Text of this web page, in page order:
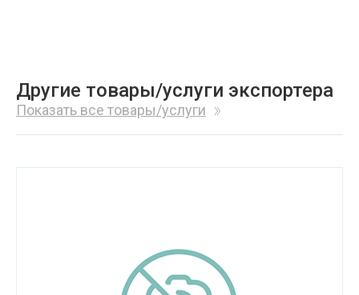
Другие товары/услуги экспортера
Показать все товары/услуги